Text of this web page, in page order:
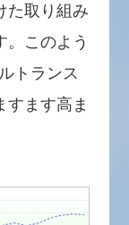
た取り組み
。このよう
トランス
すます高ま